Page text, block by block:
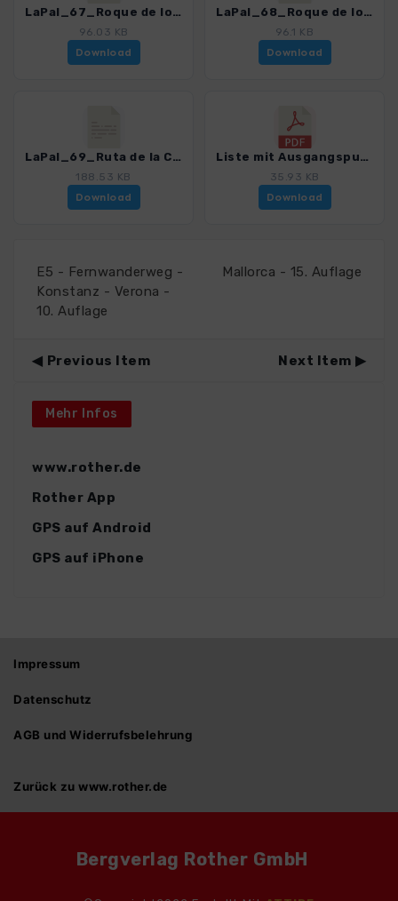
LaPal_67_Roque de los Muchachos - Somada Alta_4246_17.gpx
96.03 KB
Download
LaPal_68_Roque de los Muchachos -Tijarafe_4246_17.gpx
96.1 KB
Download
LaPal_69_Ruta de la Cresteria_4246_17.gpx
188.53 KB
Download
Liste mit Ausgangspunkten_4246_17.pdf
35.93 KB
Download
E5 - Fernwanderweg -
Konstanz - Verona -
10. Auflage
Mallorca - 15. Auflage
Previous Item Next Item
Mehr Infos
www.rother.de
Rother App
GPS auf Android
GPS auf iPhone
Impressum
Datenschutz
AGB und Widerrufsbelehrung
Zurück zu www.rother.de
Bergverlag Rother GmbH